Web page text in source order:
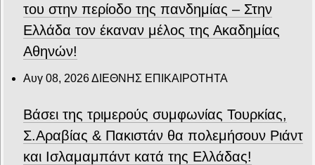
του στην περίοδο της πανδημίας – Στην
Ελλάδα τον έκαναν μέλος της Ακαδημίας
Αθηνών!
Αυγ 08, 2026ΔΙΕΘΝΗΣ ΕΠΙΚΑΙΡΟΤΗΤΑ
Βάσει της τριμερούς συμφωνίας Τουρκίας,
Σ.Αραβίας & Πακιστάν θα πολεμήσουν Ριάντ
και Ισλαμαμπάντ κατά της Ελλάδας!